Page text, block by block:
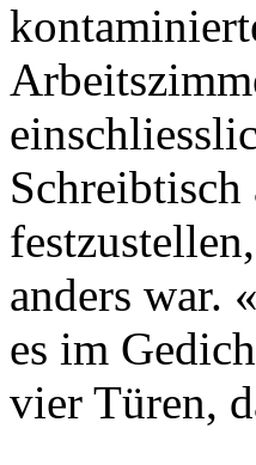
Schreibtisch
anders war.
es im
vier Türen,